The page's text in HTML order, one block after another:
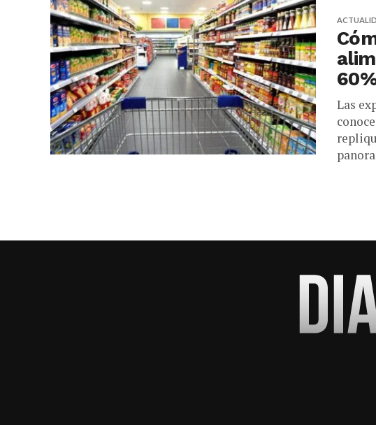
Las